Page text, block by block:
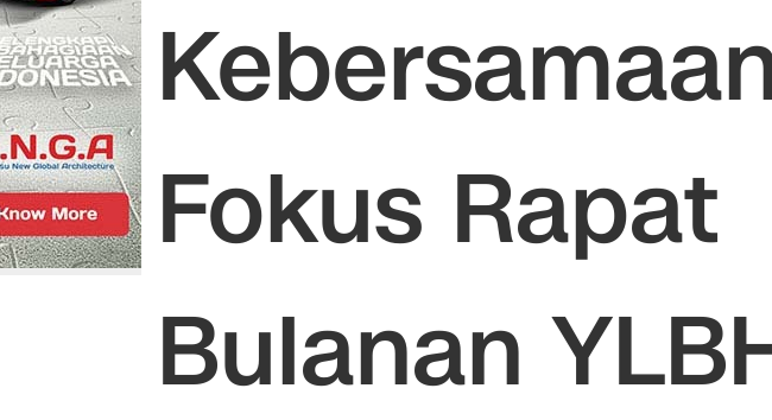
Fokus Rapat
Bulanan